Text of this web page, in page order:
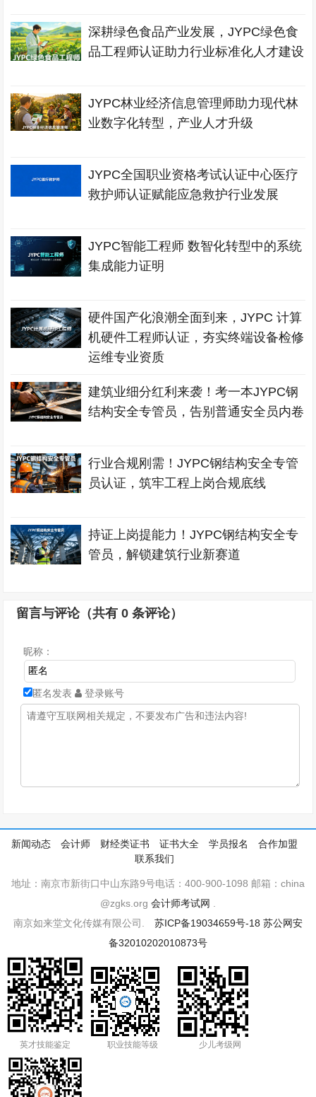
深耕绿色食品产业发展，JYPC绿色食
品工程师认证助力行业标准化人才建设
JYPC林业经济信息管理师助力现代林
业数字化转型，产业人才升级
JYPC全国职业资格考试认证中心医疗
救护师认证赋能应急救护行业发展
JYPC智能工程师 数智化转型中的系统
集成能力证明
硬件国产化浪潮全面到来，JYPC 计算
机硬件工程师认证，夯实终端设备检修
运维专业资质
建筑业细分红利来袭！考一本JYPC钢
结构安全专管员，告别普通安全员内卷
行业合规刚需！JYPC钢结构安全专管
员认证，筑牢工程上岗合规底线
持证上岗提能力！JYPC钢结构安全专
管员，解锁建筑行业新赛道
留言与评论（共有0 条评论）
昵称：
匿名发表 登录账号
新闻动态 会计师 财经类证书 证书大全 学员报名
合作加盟
联系我们
地址：南京市新街口中山东路9号电话：400-900-1098 邮箱：china
@zgks.org 会计师考试网
南京如来堂文化传媒有限公司. 苏ICP备19034659号-18 苏公网安
备32010202010873号
英才技能鉴定 职业技能等级 少儿考级网